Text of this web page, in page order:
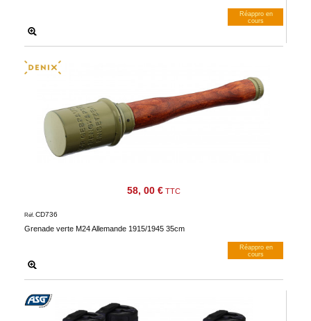
Réappro en
cours
58, 00 € TTC
Grenade verte M24 Allemande 1915/1945 35cm
Réf. CD736
Réappro en
cours